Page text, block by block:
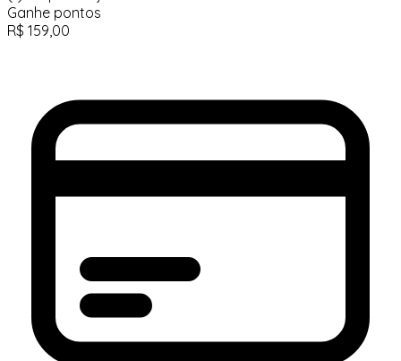
Ganhe pontos
R$ 159,00